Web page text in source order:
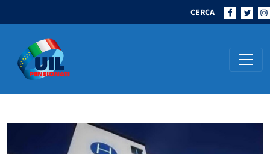
CERCA
Navigazione principale